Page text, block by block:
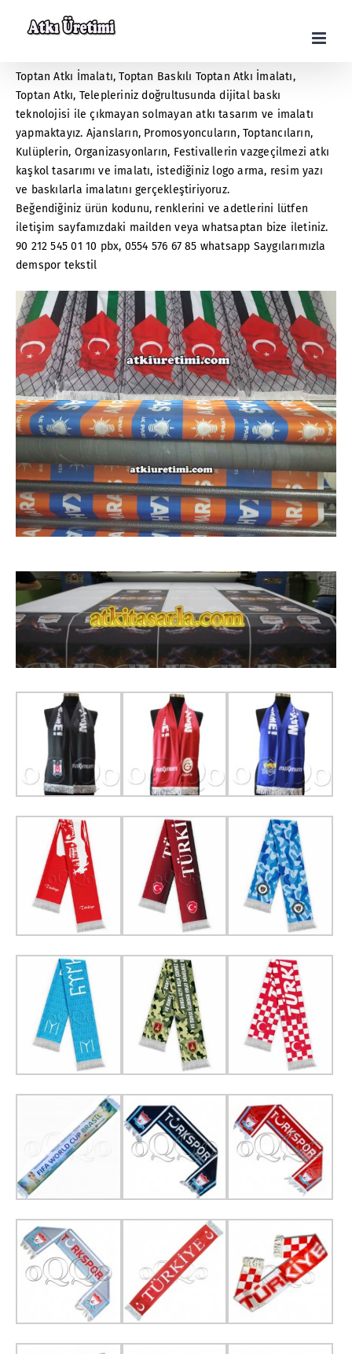
Toptan Atkı İmalatı,Toptan Baskılı Toptan Atkı İmalatı,
Toptan Atkı, Telepleriniz doğrultusunda dijital baskı
teknolojisi ile çıkmayan solmayan atkı tasarım ve imalatı
yapmaktayız. Ajansların, Promosyoncuların, Toptancıların,
Kulüplerin, Organizasyonların, Festivallerin vazgeçilmezi atkı
kaşkol tasarımı ve imalatı, istediğiniz logo arma, resim yazı
ve baskılarla imalatını gerçekleştiriyoruz.
Beğendiğiniz ürün kodunu, renklerini ve adetlerini lütfen
iletişim sayfamızdaki mailden veya whatsaptan bize iletiniz.
90 212 545 01 10 pbx, 0554 576 67 85 whatsapp Saygılarımızla
demspor tekstil